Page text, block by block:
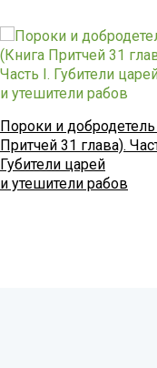
Пороки и
Притчей 31 глава).
Губители царей
и утешители рабов